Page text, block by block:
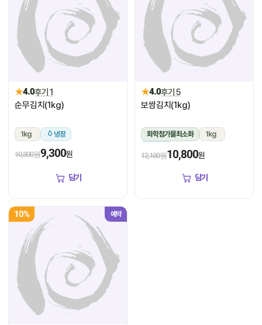
★4.0후기 1
순무김치(1kg)
1kg 냉장
10,300원9,300원
담기
★4.0후기 5
보쌈김치(1kg)
화학첨가물최소화
1kg
12,100원10,800원
담기
10% 예약